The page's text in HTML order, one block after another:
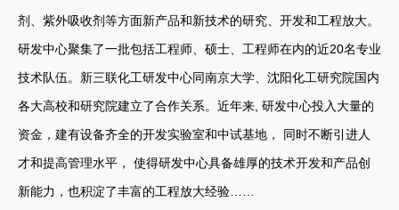
剂、紫外吸收剂等方面新产品和新技术的研究、开发和工程放大。
研发中心聚集了一批包括工程师、硕士、工程师在内的近20名专业
技术队伍。新三联化工研发中心同南京大学、沈阳化工研究院国内
各大高校和研究院建立了合作关系。近年来, 研发中心投入大量的
资金，建有设备齐全的开发实验室和中试基地， 同时不断引进人
才和提高管理水平， 使得研发中心具备雄厚的技术开发和产品创
新能力，也积淀了丰富的工程放大经验……